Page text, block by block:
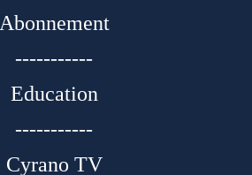
Abonnement
-----------
Education
-----------
Cyrano TV